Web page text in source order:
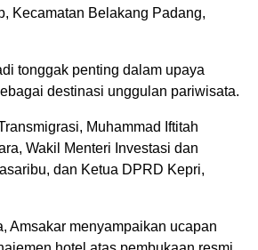
Kecamatan Belakang Padang,
tonggak penting dalam upaya
destinasi unggulan pariwisata.
Muhammad Iftitah
Wakil Menteri Investasi dan
dan Ketua DPRD Kepri,
Amsakar menyampaikan ucapan